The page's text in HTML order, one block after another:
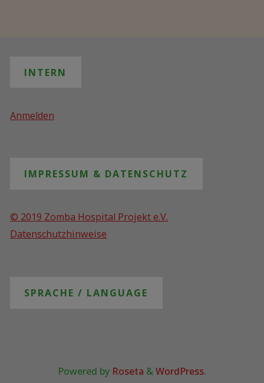
INTERN
Anmelden
IMPRESSUM & DATENSCHUTZ
© 2019 Zomba Hospital Projekt e.V.
Datenschutzhinweise
SPRACHE / LANGUAGE
Powered by Roseta &WordPress.